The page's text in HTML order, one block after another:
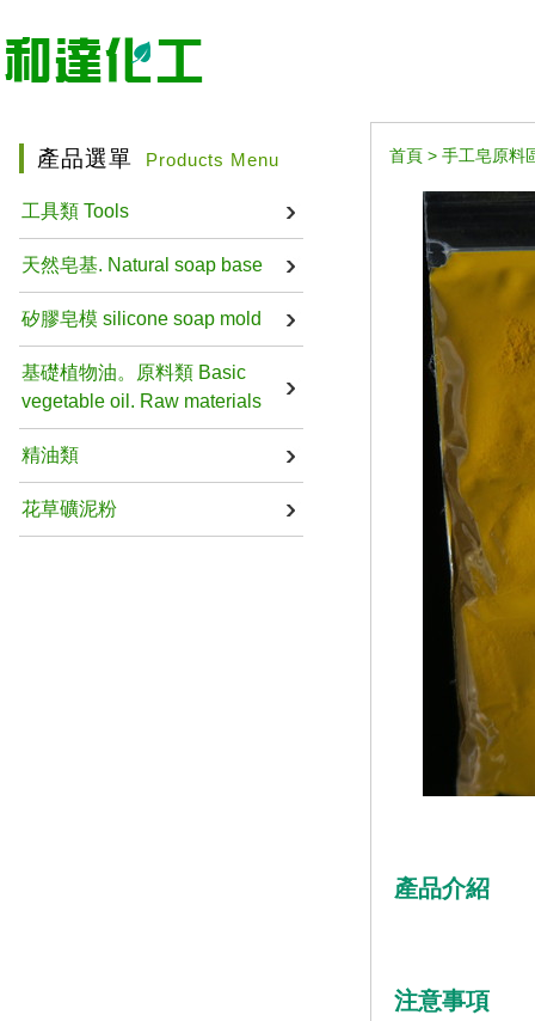
產品選單 Products Menu
工具類 Tools
天然皂基. Natural soap base
矽膠皂模 silicone soap mold
基礎植物油。原料類 Basic
vegetable oil. Raw materials
精油類
花草礦泥粉
首頁 > 手工皂原料
產品介紹
注意事項